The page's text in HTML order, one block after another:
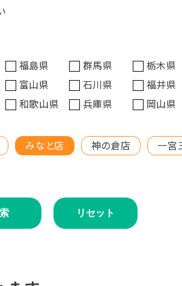
福島県 群馬県
栃木県
富山県 石川県
福井県
和歌山県 兵庫県
岡山県
みなと店 神の倉店 一宮
リセット